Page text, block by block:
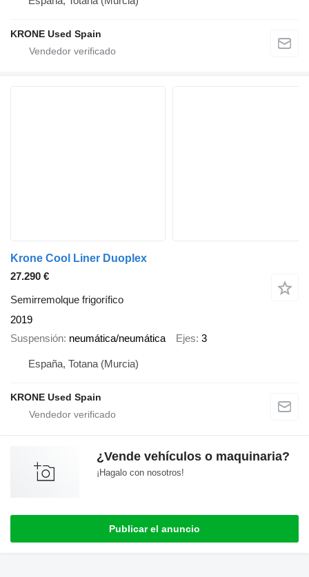
KRONE Used Spain
Krone Cool Liner Duoplex
27.290 €
Semirremolque frigorífico
2019
Suspensión neumática/neumática Ejes 3
España, Totana (Murcia)
KRONE Used Spain
¿Vende vehículos o maquinaria?
¡Hagalo con nosotros!
Publicar el anuncio